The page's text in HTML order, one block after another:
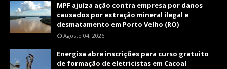
MPF ajuíza ação contra empresa por danos
causados por extração mineral ilegal e
desmatamento em Porto Velho (RO)
Agosto 04, 2026
Energisa abre inscrições para curso gratuito
de formação de eletricistas em Cacoal